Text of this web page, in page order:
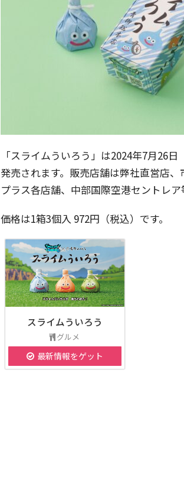
「スライムういろう」は2024年7月26
発売されます。販売店舗は弊社直営店
プラス各店舗、中部国際空港セントレ
価格は1箱3個入 972円（税込）です。
スライムういろう
グルメ
最新情報をゲット